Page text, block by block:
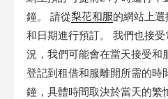
鐘。 請從梨花和服的網站上
和日期進行預訂。 我們也接
況，我們可能會在當天接受和
登記到租借和服離開所需的時
鐘，具體時間取決於當天的繁